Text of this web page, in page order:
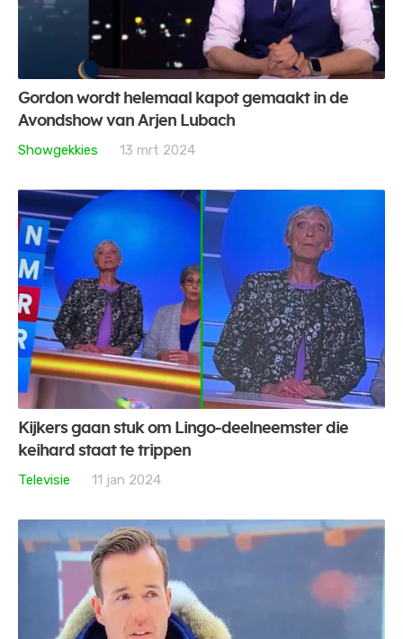
Gordon wordt helemaal kapot gemaakt in de
Avondshow van Arjen Lubach
Showgekkies
13 mrt 2024
Kijkers gaan stuk om Lingo-deelneemster die
keihard staat te trippen
Televisie
11 jan 2024